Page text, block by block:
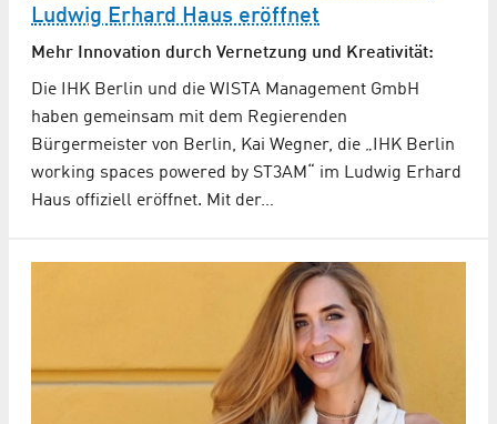
Ludwig Erhard Haus eröffnet
Mehr Innovation durch Vernetzung und Kreativität:
Die IHK Berlin und die WISTA Management GmbH
haben gemeinsam mit dem Regierenden
Bürgermeister von Berlin, Kai Wegner, die „IHK Berlin
working spaces powered by ST3AM“ im Ludwig Erhard
Haus offiziell eröffnet. Mit der…